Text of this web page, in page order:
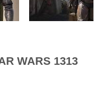
WARS 1313